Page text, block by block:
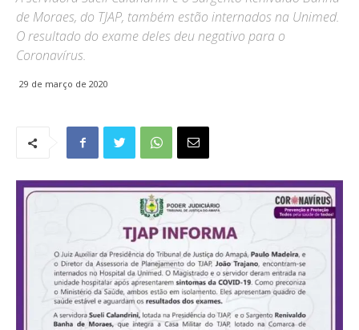
de Moraes, do TJAP, também estão internados na Unimed.
O resultado do exame deles deu negativo para o
Coronavírus.
29 de março de 2020